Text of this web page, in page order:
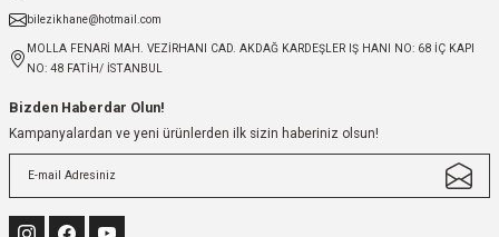
bilezikhane@hotmail.com
MOLLA FENARİ MAH. VEZİRHANI CAD. AKDAĞ KARDEŞLER IŞ HANI NO: 68 İÇ KAPI
NO: 48 FATİH/ İSTANBUL
Bizden Haberdar Olun!
Kampanyalardan ve yeni ürünlerden ilk sizin haberiniz olsun!